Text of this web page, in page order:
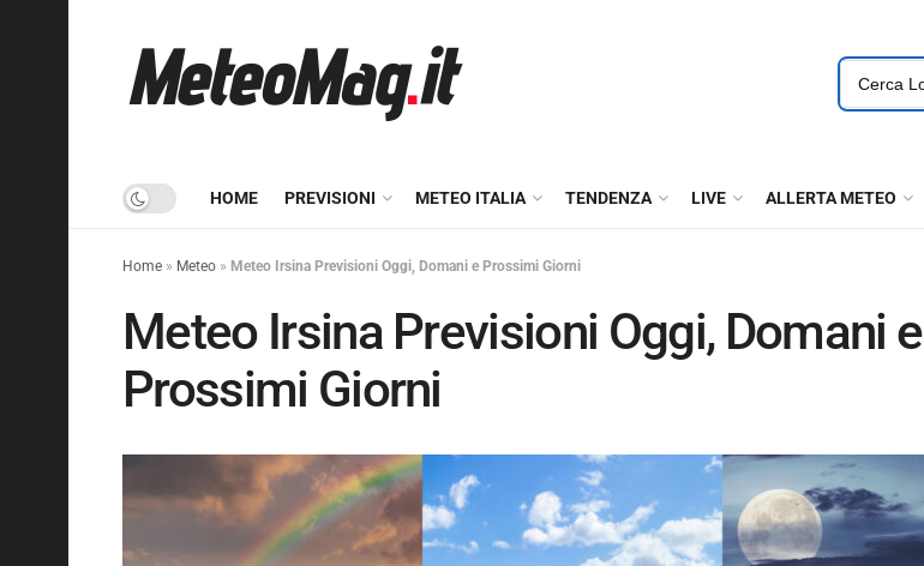
HOME PREVISIONI METEO ITALIA TENDENZA LIVE ALLERTA METEO
Home » Meteo » Meteo Irsina Previsioni Oggi, Domani e Prossimi Giorni
Meteo Irsina Previsioni Oggi, Domani e
Prossimi Giorni